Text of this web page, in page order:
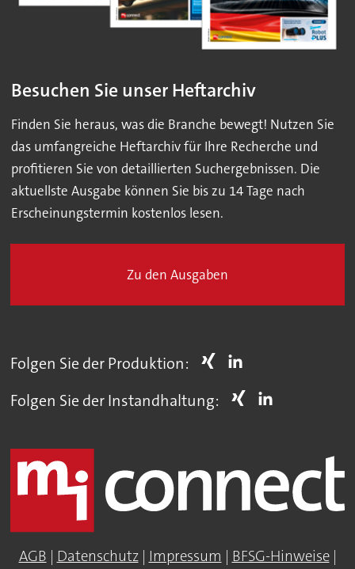
Besuchen Sie unser Heftarchiv
Finden Sie heraus, was die Branche bewegt! Nutzen Sie
das umfangreiche Heftarchiv für Ihre Recherche und
profitieren Sie von detaillierten Suchergebnissen. Die
aktuellste Ausgabe können Sie bis zu 14 Tage nach
Erscheinungstermin kostenlos lesen.
Zu den Ausgaben
Folgen Sie der Produktion:
Folgen Sie der Instandhaltung:
AGB | Datenschutz| Impressum | BFSG-Hinweise|